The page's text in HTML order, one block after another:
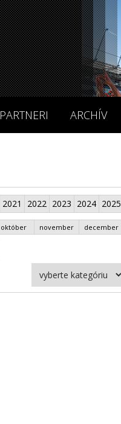
PARTNERI ARCHÍV
2021 2022 2023 2024 2025
október november december